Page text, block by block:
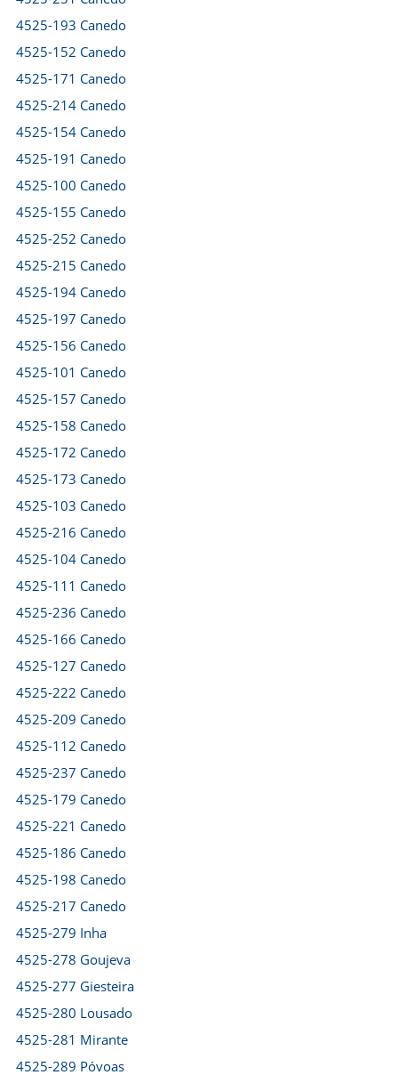
4525-193 Canedo
4525-152 Canedo
4525-171 Canedo
4525-214 Canedo
4525-154 Canedo
4525-191 Canedo
4525-100 Canedo
4525-155 Canedo
4525-252 Canedo
4525-215 Canedo
4525-194 Canedo
4525-197 Canedo
4525-156 Canedo
4525-101 Canedo
4525-157 Canedo
4525-158 Canedo
4525-172 Canedo
4525-173 Canedo
4525-103 Canedo
4525-216 Canedo
4525-104 Canedo
4525-111 Canedo
4525-236 Canedo
4525-166 Canedo
4525-127 Canedo
4525-222 Canedo
4525-209 Canedo
4525-112 Canedo
4525-237 Canedo
4525-179 Canedo
4525-221 Canedo
4525-186 Canedo
4525-198 Canedo
4525-217 Canedo
4525-279 Inha
4525-278 Goujeva
4525-277 Giesteira
4525-280 Lousado
4525-281 Mirante
4525-289 Póvoas